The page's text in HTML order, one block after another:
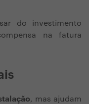
do investimento
na fatura
, mas ajudam